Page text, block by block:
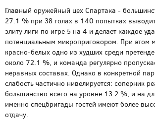
Главный оружейный цех Спартака -
27.1 % при 38 голах в 140 попытках
элиту лиги по игре 5 на 4 и делает каждое
потенциальным микроприговором. При этом
красно-белых одно из худших среди
около 72.1 %, и команда регулярно
неравных составах. Однако в конкретной
слабость частично нивелируется: соперник
большинство всего на уровне 13.2 %, и на
именно спецбригады гостей имеют более
отдачу.